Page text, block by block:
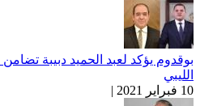
بوقدوم يؤكد لعبد الحميد دبيبة
الليبي
10 فبراير 2021 |